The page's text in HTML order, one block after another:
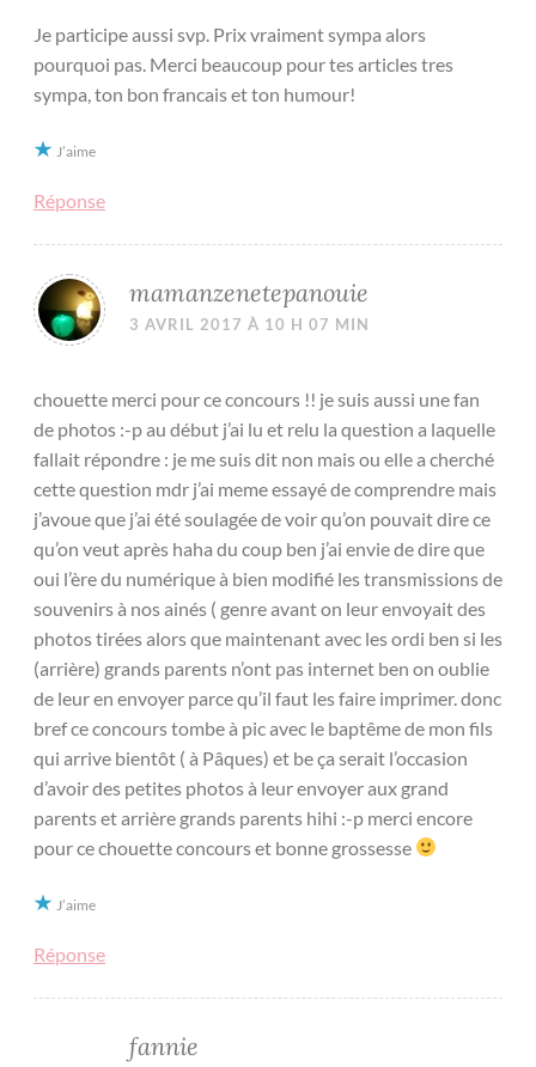
Je participe aussi svp. Prix vraiment sympa alors
pourquoi pas. Merci beaucoup pour tes articles tres
sympa, ton bon francais et ton humour!
J’aime
Réponse
mamanzenetepanouie
3 AVRIL 2017 À 10 H 07 MIN
chouette merci pour ce concours !! je suis aussi une fan
de photos :-p au début j’ai lu et relu la question a laquelle
fallait répondre : je me suis dit non mais ou elle a cherché
cette question mdr j’ai meme essayé de comprendre mais
j’avoue que j’ai été soulagée de voir qu’on pouvait dire ce
qu’on veut après haha du coup ben j’ai envie de dire que
oui l’ère du numérique à bien modifié les transmissions de
souvenirs à nos ainés ( genre avant on leur envoyait des
photos tirées alors que maintenant avec les ordi ben si les
(arrière) grands parents n’ont pas internet ben on oublie
de leur en envoyer parce qu’il faut les faire imprimer. donc
bref ce concours tombe à pic avec le baptême de mon fils
qui arrive bientôt ( à Pâques) et be ça serait l’occasion
d’avoir des petites photos à leur envoyer aux grand
parents et arrière grands parents hihi :-p merci encore
pour ce chouette concours et bonne grossesse
J’aime
Réponse
fannie